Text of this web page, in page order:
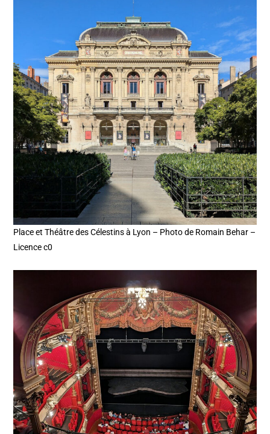
Place et Théâtre des Célestins à Lyon – Photo de Romain Behar –
Licence c0